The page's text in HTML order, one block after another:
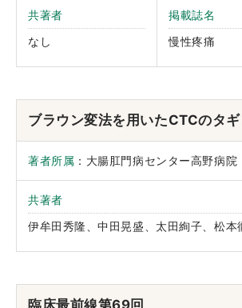
共著者
なし
掲載誌名
慢性疼痛
ブラウン変法を用いたCTCのタ
著者所属 ：大腸肛門病センター高野病
共著者
伊牟田秀隆、中田晃盛、太田絢子、松
臨床最前線第69回